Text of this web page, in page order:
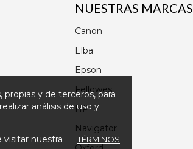
y de terceros, para
análisis de uso y
visitar nuestra
TÉRMINOS
NUESTRAS MARCAS
Canon
Elba
Epson
Fellowes
HP
Navigator